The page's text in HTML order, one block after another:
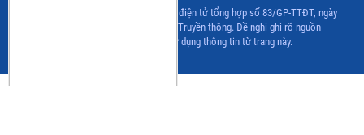
Giấy phép hoạt động Trang thông tin điện tử tổng hợp số 83/GP-TTĐT, ngày
06/07/2022 của Bộ Thông tin và Truyền thông. Đề nghị ghi rõ nguồn
www.vasep.com.vn khi sử dụng thông tin từ trang này.